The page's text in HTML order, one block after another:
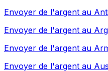
Envoyer de l'argent au
Envoyer de l'argent au
Envoyer de l'argent au
Envoyer de l'argent au